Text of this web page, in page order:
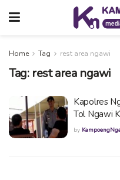
Home Tag rest area ngawi
Tag: rest area ngawi
Kapolres
Tol Ngawi
by